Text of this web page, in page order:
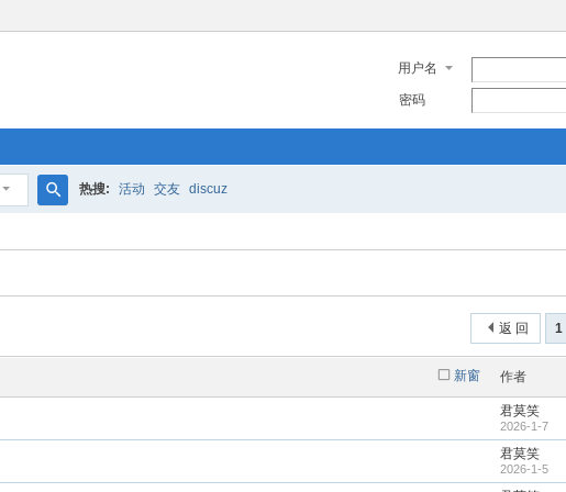
用户名
密码
索
热搜: 活动 交友 discuz
1
返 回
新窗 作者
君莫笑
2026-1-7
君莫笑
2026-1-5